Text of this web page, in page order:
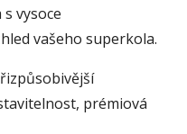
vysoce
vašeho superkola.
prémiová